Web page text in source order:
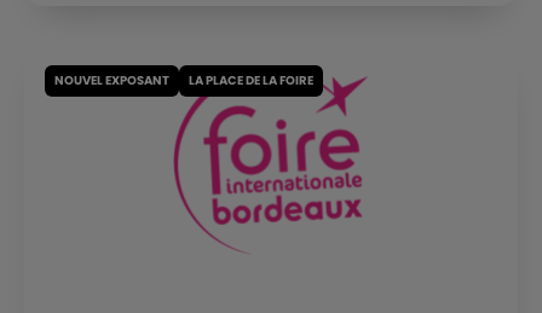
NOUVEL EXPOSANT LA PLACE DE LA FOIRE